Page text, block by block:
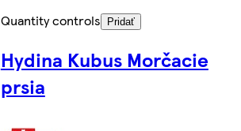
Quantity controls
Pridať
Hydina Kubus Morčacie
prsia